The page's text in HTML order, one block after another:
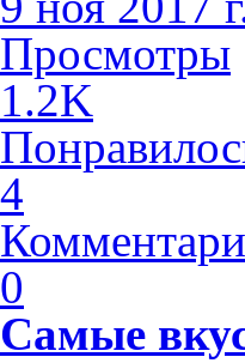
Просмотры
1.2K
4
0
Самые